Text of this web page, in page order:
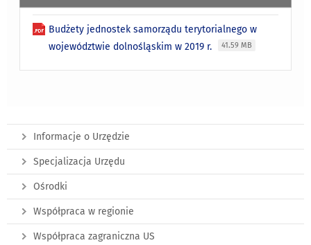
Budżety jednostek samorządu terytorialnego w
województwie dolnośląskim w 2019 r.
41.59 MB
Informacje o Urzędzie
Specjalizacja Urzędu
Ośrodki
Współpraca w regionie
Współpraca zagraniczna US